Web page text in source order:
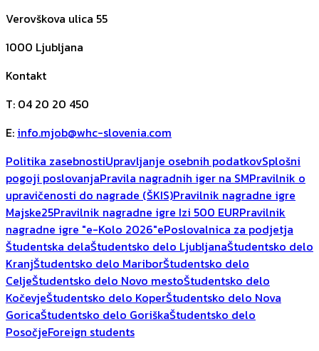
Verovškova ulica 55
1000 Ljubljana
Kontakt
T: 04 20 20 450
E: info.mjob@whc-slovenia.com
Politika zasebnostiUpravljanje osebnih podatkovSplošni
pogoji poslovanjaPravila nagradnih iger na SMPravilnik o
upravičenosti do nagrade (ŠKIS)Pravilnik nagradne igre
Majske25Pravilnik nagradne igre Izi 500 EURPravilnik
nagradne igre "e-Kolo 2026"ePoslovalnica za podjetja
Študentska delaŠtudentsko delo LjubljanaŠtudentsko delo
KranjŠtudentsko delo MariborŠtudentsko delo
CeljeŠtudentsko delo Novo mestoŠtudentsko delo
KočevjeŠtudentsko delo KoperŠtudentsko delo Nova
GoricaŠtudentsko delo GoriškaŠtudentsko delo
PosočjeForeign students